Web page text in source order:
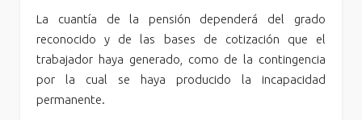
La cuantía de la pensión dependerá del grado
reconocido y de las bases de cotización que el
trabajador haya generado, como de la contingencia
por la cual se haya producido la incapacidad
permanente.